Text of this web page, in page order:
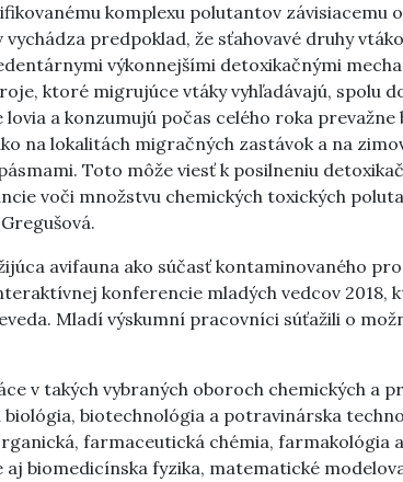
komplexu polutantov závisiacemu
predpoklad, že sťahovavé druhy
výkonnejšími detoxikačnými
ktoré migrujúce vtáky vyhľadávajú, spolu
lovia a konzumujú počas celého roka
na lokalitách migračných zastávok a na
Toto môže viesť k posilneniu
voči množstvu chemických toxických
avifauna ako súčasť kontaminovaného
konferencie mladých vedcov 2018,
Mladí výskumní pracovníci súťažili o
v takých vybraných oboroch chemických a
biológia, biotechnológia a potravinárska
farmaceutická chémia, farmakológia
biomedicínska fyzika, matematické